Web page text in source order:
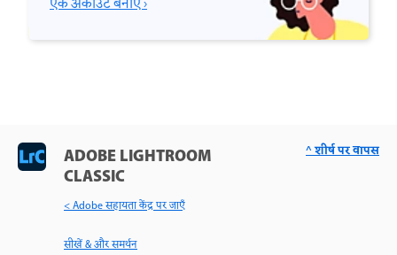
ADOBE LIGHTROOM
CLASSIC
< Adobe सहायता केंद्र पर जाएँ
सीखें & और समर्थन
^ शीर्ष पर वापस